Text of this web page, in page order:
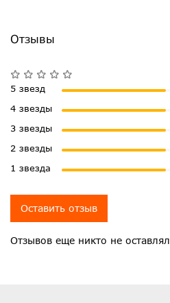
Отзывы
Отзывов еще никто не оставлял
5 звезд
4 звезды
3 звезды
2 звезды
1 звезда
Оставить отзыв